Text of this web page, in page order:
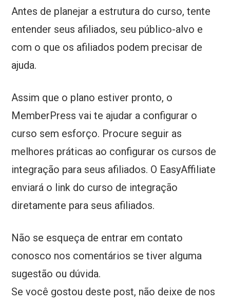
Antes de planejar a estrutura do curso, tente
entender seus afiliados, seu público-alvo e
com o que os afiliados podem precisar de
ajuda.
Assim que o plano estiver pronto, o
MemberPress vai te ajudar a configurar o
curso sem esforço. Procure seguir as
melhores práticas ao configurar os cursos de
integração para seus afiliados. O EasyAffiliate
enviará o link do curso de integração
diretamente para seus afiliados.
Não se esqueça de entrar em contato
conosco nos comentários se tiver alguma
sugestão ou dúvida.
Se você gostou deste post, não deixe de nos